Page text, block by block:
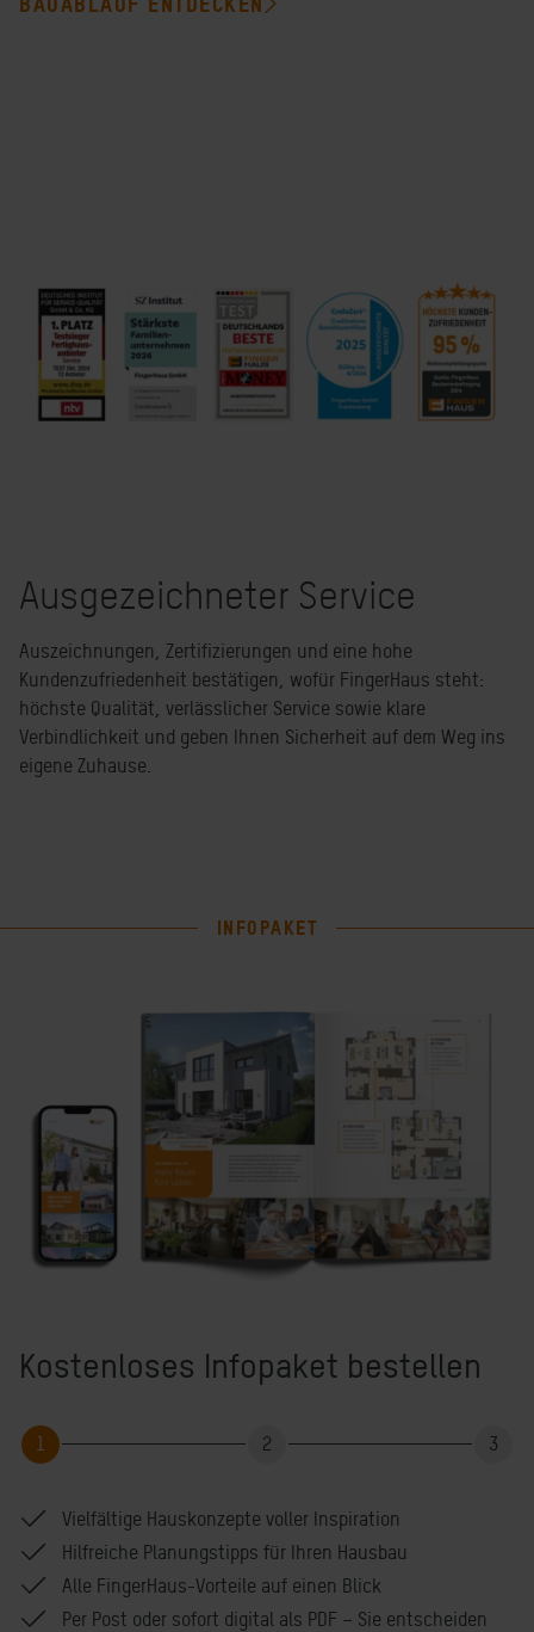
Ausgezeichneter Service
Auszeichnungen, Zertifizierungen und eine hohe
Kundenzufriedenheit bestätigen, wofür FingerHaus steht:
höchste Qualität, verlässlicher Service sowie klare
Verbindlichkeit und geben Ihnen Sicherheit auf dem Weg ins
eigene Zuhause.
INFOPAKET
Kostenloses Infopaket bestellen
Schritt
1 Schritt
2 3
Vielfältige Hauskonzepte voller Inspiration
Hilfreiche Planungstipps für Ihren Hausbau
Alle FingerHaus-Vorteile auf einen Blick
Per Post oder sofort digital als PDF – Sie entscheiden